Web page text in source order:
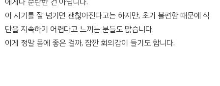
이 시기를 잘 넘기면 괜찮아진다고는 하지만, 초기 불편함 때문에 식
단을 지속하기 어렵다고 느끼는 분들도 많습니다.
이게 정말 몸에 좋은 걸까, 잠깐 회의감이 들기도 합니다.